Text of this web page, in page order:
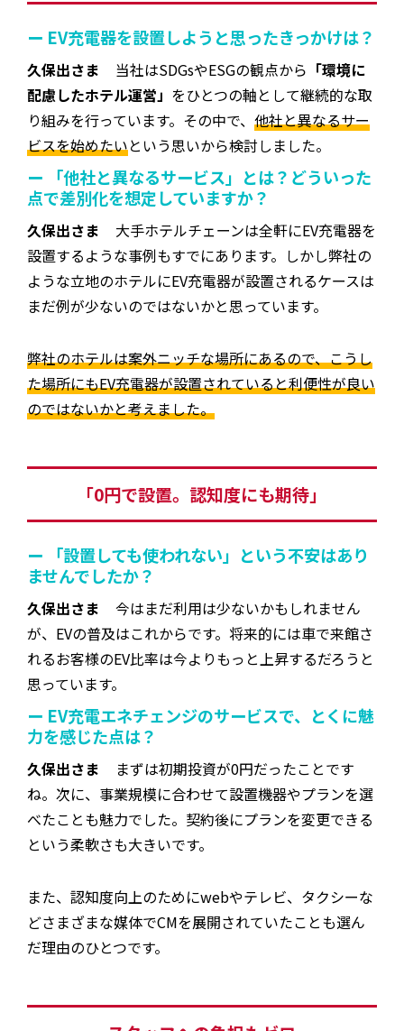
ー EV充電器を設置しようと思ったきっかけは？
久保出さま 当社はSDGsやESGの観点から 「環境に
配慮したホテル運営」 をひとつの軸として継続的な取
り組みを行っています。その中で、 他社と異なるサー
ビスを始めたいという思いから検討しました。
ー 「他社と異なるサービス」とは？どういった
点で差別化を想定していますか？
久保出さま
大手ホテルチェーンは全軒にEV充電器を
設置するような事例もすでにあります。しかし弊社の
ような立地のホテルにEV充電器が設置されるケースは
まだ例が少ないのではないかと思っています。
弊社のホテルは案外ニッチな場所にあるので、こうし
た場所にもEV充電器が設置されていると利便性が良い
のではないかと考えました。
「0円で設置。認知度にも期待」
ー 「設置しても使われない」という不安はあり
ませんでしたか？
久保出さま
今はまだ利用は少ないかもしれません
が、EVの普及はこれからです。将来的には車で来館さ
れるお客様のEV比率は今よりもっと上昇するだろうと
思っています。
ー EV充電エネチェンジのサービスで、とくに魅
力を感じた点は？
久保出さま
まずは初期投資が0円だったことです
ね。次に、事業規模に合わせて設置機器やプランを選
べたことも魅力でした。契約後にプランを変更できる
という柔軟さも大きいです。
また、認知度向上のためにwebやテレビ、タクシーな
どさまざまな媒体でCMを展開されていたことも選ん
だ理由のひとつです。